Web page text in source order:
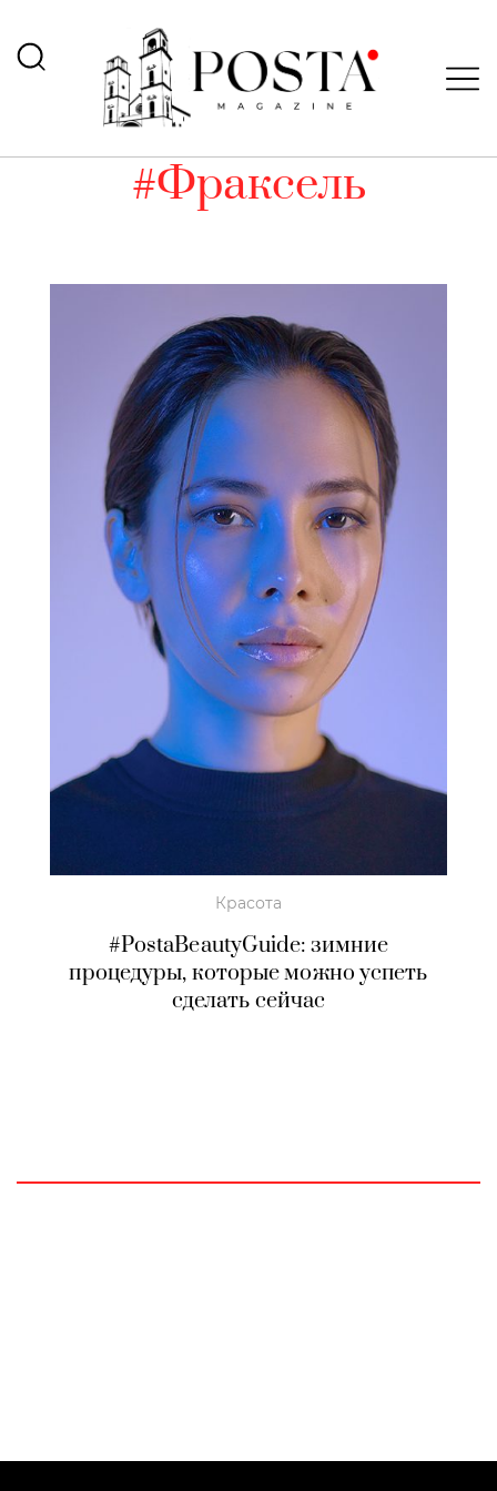
#Фраксель
Красота
#PostaBeautyGuide: зимние
процедуры, которые можно успеть
сделать сейчас